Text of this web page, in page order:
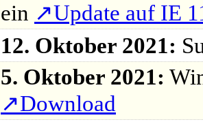
ein ↗Update auf IE
12. Oktober 2021:
5. Oktober 2021:
↗Download